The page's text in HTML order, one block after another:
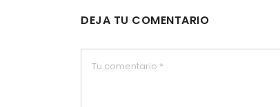
DEJA TU COMENTARIO